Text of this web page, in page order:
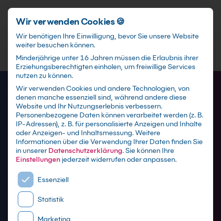
Schnellzugriff
KI Schulungen - Büro und
Prompt Engineering
Wir verwenden Cookies 🍪
Wir benötigen Ihre Einwilligung, bevor Sie unsere Website
weiter besuchen können.
Minderjährige unter 16 Jahren müssen die Erlaubnis ihrer
Erziehungsberechtigten einholen, um freiwillige Services
nutzen zu können.
Wir verwenden Cookies und andere Technologien, von
denen manche essenziell sind, während andere diese
Website und Ihr Nutzungserlebnis verbessern.
Personenbezogene Daten können verarbeitet werden (z. B.
IP-Adressen), z. B. für personalisierte Anzeigen und Inhalte
oder Anzeigen- und Inhaltsmessung.Weitere
Informationen über die Verwendung Ihrer Daten finden Sie
in unserer Datenschutzerklärung.Sie können Ihre
Einstellungen jederzeit widerrufen oder anpassen.
Es folgt eine Liste der Service-Gruppen, für die eine
Essenziell
Statistik
Marketing